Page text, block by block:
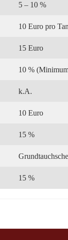
5 – 10 %
10 Euro pro
15 Euro
10 %
k.A.
10 Euro
15 %
15 %